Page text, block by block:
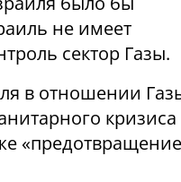
не имеет
сектор Газы.
в отношении